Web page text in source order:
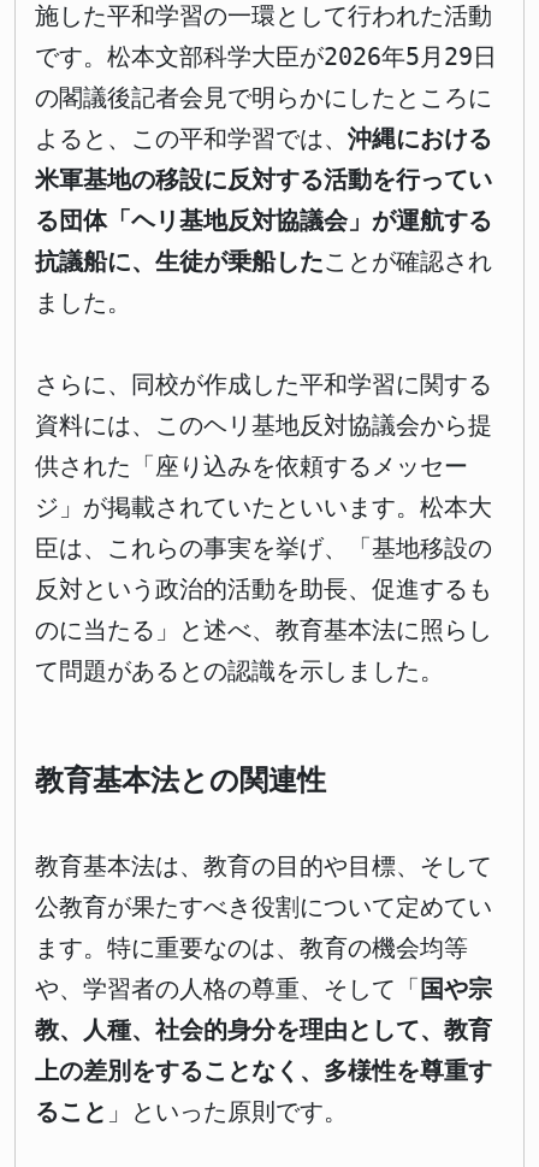
施した平和学習の一環として行われた活動
です。松本文部科学大臣が2026年5月29日
の閣議後記者会見で明らかにしたところに
よると、この平和学習では、 沖縄における
米軍基地の移設に反対する活動を行ってい
る団体「ヘリ基地反対協議会」が運航する
抗議船に、生徒が乗船したことが確認され
ました。
さらに、同校が作成した平和学習に関する
資料には、このヘリ基地反対協議会から提
供された「座り込みを依頼するメッセー
ジ」が掲載されていたといいます。松本大
臣は、これらの事実を挙げ、「基地移設の
反対という政治的活動を助長、促進するも
のに当たる」と述べ、教育基本法に照らし
て問題があるとの認識を示しました。
教育基本法との関連性
教育基本法は、教育の目的や目標、そして
公教育が果たすべき役割について定めてい
ます。特に重要なのは、教育の機会均等
や、学習者の人格の尊重、そして「 国や宗
教、人種、社会的身分を理由として、教育
上の差別をすることなく、多様性を尊重す
ること 」といった原則です。